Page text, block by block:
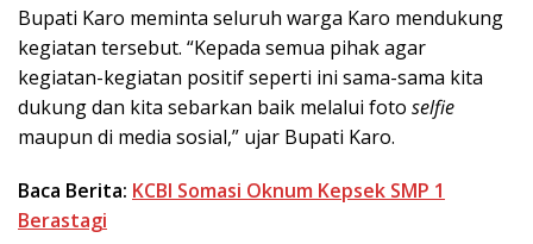
Bupati Karo meminta seluruh warga Karo mendukung
kegiatan tersebut. “Kepada semua pihak agar
kegiatan-kegiatan positif seperti ini sama-sama kita
dukung dan kita sebarkan baik melalui foto selfie
maupun di media sosial,” ujar Bupati Karo.
Baca Berita: KCBI Somasi Oknum Kepsek SMP 1
Berastagi